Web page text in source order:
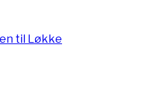
til Løkke